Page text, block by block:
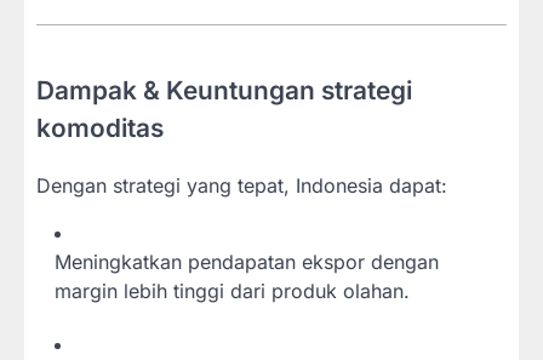
Dampak & Keuntungan strategi
komoditas
Dengan strategi yang tepat, Indonesia dapat:
Meningkatkan pendapatan ekspor dengan
margin lebih tinggi dari produk olahan.